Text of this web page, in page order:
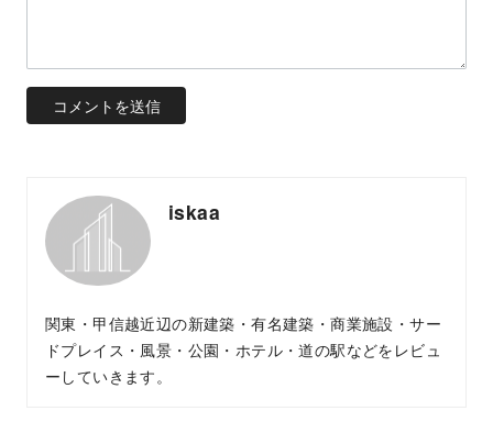
iskaa
関東・甲信越近辺の新建築・有名建築・商業施設・サー
ドプレイス・風景・公園・ホテル・道の駅などをレビュ
ーしていきます。